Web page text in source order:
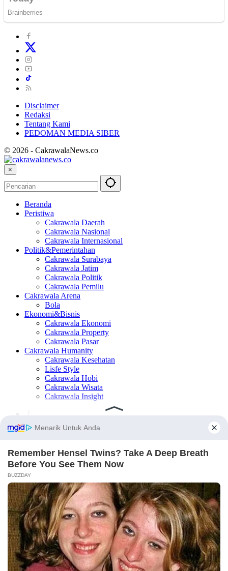
Disclaimer
Redaksi
Tentang Kami
PEDOMAN MEDIA SIBER
© 2026 - CakrawalaNews.co
×
Beranda
Peristiwa
Cakrawala Daerah
Cakrawala Nasional
Cakrawala Internasional
Politik&Pemerintahan
Cakrawala Surabaya
Cakrawala Jatim
Cakrawala Politik
Cakrawala Pemilu
Cakrawala Arena
Bola
Ekonomi&Bisnis
Cakrawala Ekonomi
Cakrawala Property
Cakrawala Pasar
Cakrawala Humanity
Cakrawala Kesehatan
Lisfe Style
Cakrawala Hobi
Cakrawala Wisata
Cakrawala Insight
×